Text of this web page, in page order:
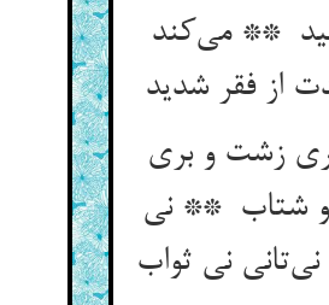
** می‌کند
زشت و بری
شتاب ** نی